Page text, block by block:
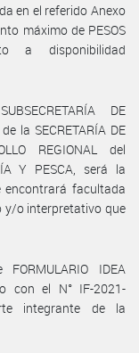
en el referido Anexo
máximo de PESOS
a disponibilidad
DE
la SECRETARÍA DE
REGIONAL del
Y PESCA, será la
facultada
y/o interpretativo que
IDEA
con el N° IF-2021-
integrante de la